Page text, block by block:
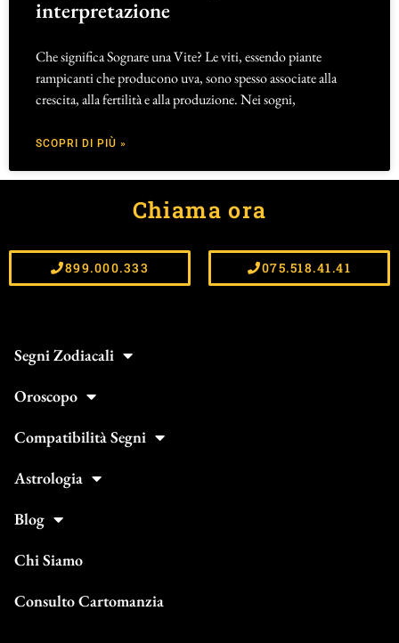
interpretazione
Che significa Sognare una Vite? Le viti, essendo piante
rampicanti che producono uva, sono spesso associate alla
crescita, alla fertilità e alla produzione. Nei sogni,
SCOPRI DI PIÙ »
Chiama ora
899.000.333 075.518.41.41
Segni Zodiacali
Oroscopo
Compatibilità Segni
Astrologia
Blog
Chi Siamo
Consulto Cartomanzia